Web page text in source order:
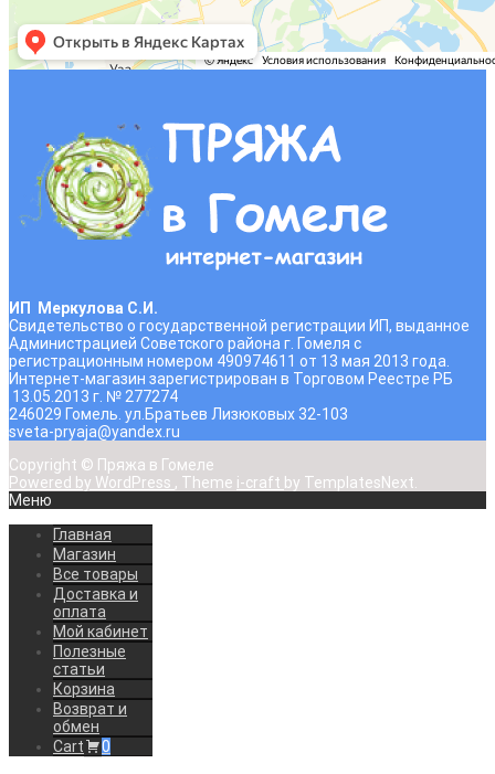
ИП Меркулова С.И.
Свидетельство о государственной регистрации ИП, выданное
Администрацией Советского района г. Гомеля с
регистрационным номером 490974611 от 13 мая 2013 года.
Интернет-магазин зарегистрирован в Торговом Реестре РБ
13.05.2013 г. № 277274
246029 Гомель. ул.Братьев Лизюковых 32-103
sveta-pryaja@yandex.ru
Copyright © Пряжа в Гомеле
Powered by WordPress , Theme i-craft by TemplatesNext.
Меню
Главная
Магазин
Все товары
Доставка и
оплата
Мой кабинет
Полезные
статьи
Корзина
Возврат и
обмен
Cart
0